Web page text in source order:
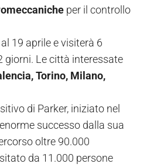
per il controllo
19 aprile e visiterà 6
giorni. Le città interessate
Torino, Milano,
di Parker, iniziato nel
successo dalla sua
oltre 90.000
da 11.000 persone